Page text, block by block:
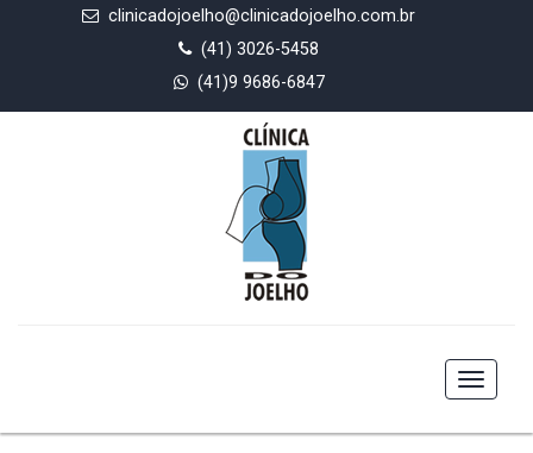
clinicadojoelho@clinicadojoelho.com.br
(41) 3026-5458
(41)9 9686-6847
Toggle